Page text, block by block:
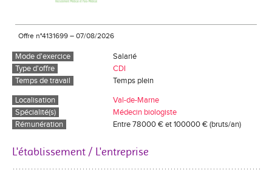
Offre n°4131699 – 07/08/2026
Mode d'exercice
Salarié
Type d'offre
CDI
Temps de travail
Temps plein
Localisation
Val-de-Marne
Spécialité(s)
Médecin biologiste
Rémunération
Entre 78000 € et 100000 € (bruts/an)
L'établissement / L'entreprise